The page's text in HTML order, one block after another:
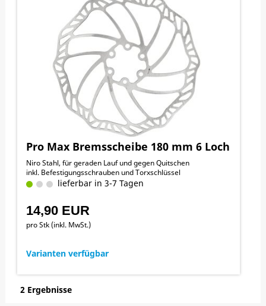
Pro Max Bremsscheibe 180 mm 6 Loch
Niro Stahl, für geraden Lauf und gegen Quitschen
inkl. Befestigungsschrauben und Torxschlüssel
lieferbar in 3-7 Tagen
14,90 EUR
pro Stk (inkl. MwSt.)
Varianten verfügbar
2 Ergebnisse